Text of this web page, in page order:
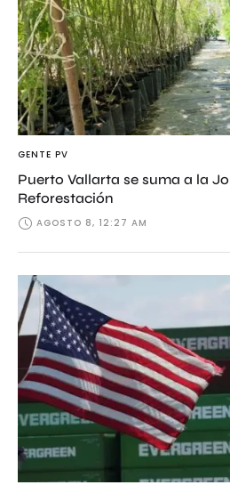
GENTE PV
Puerto Vallarta se suma a la
Reforestación
AGOSTO 8, 12:27 AM